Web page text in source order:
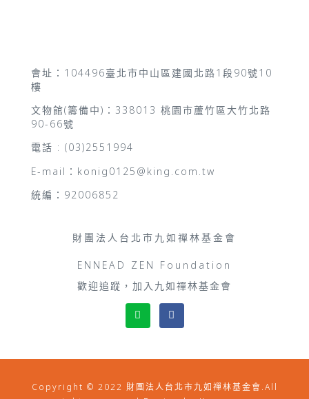
會址：104496臺北市中山區建國北路1段90號10
樓
文物館(籌備中)：338013 桃園市蘆竹區大竹北路
90-66號
電話 : (03)2551994
E-mail：konig0125@king.com.tw
統編：92006852
財團法人台北市九如禪林基金會
ENNEAD ZEN Foundation
歡迎追蹤，加入九如禪林基金會
Copyright © 2022 財團法人台北市九如禪林基金會.All